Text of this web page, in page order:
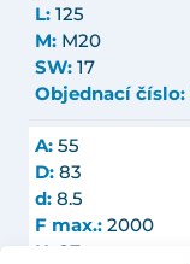
L: 125
M: M20
SW: 17
Objednací číslo:
A: 55
D: 83
d: 8.5
F max.: 2000
H: 27